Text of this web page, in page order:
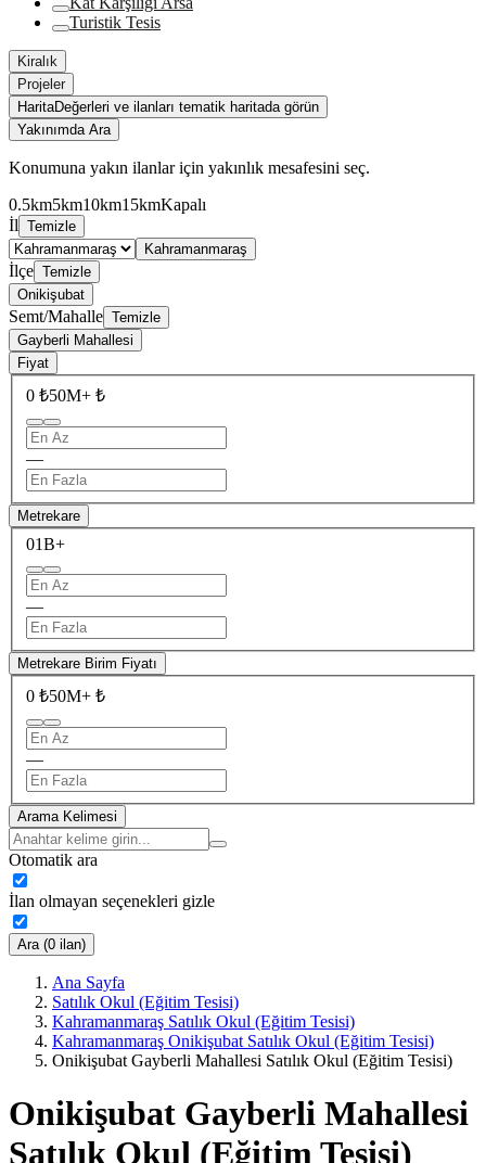
Turistik Tesis
Kiralık
Projeler
HaritaDeğerleri ve ilanları tematik haritada görün
Yakınımda Ara
Konumuna yakın ilanlar için yakınlık mesafesini seç.
0.5km5km10km15kmKapalı
İl Temizle
Kahramanmaraş
İlçe Temizle
Onikişubat
Semt/Mahalle Temizle
Gayberli Mahallesi
Fiyat
0 ₺50M+ ₺
—
Metrekare
01B+
—
Metrekare Birim Fiyatı
0 ₺50M+ ₺
—
Arama Kelimesi
Otomatik ara
İlan olmayan seçenekleri gizle
Ara (0 ilan)
Ana Sayfa
Satılık Okul (Eğitim Tesisi)
Kahramanmaraş Satılık Okul (Eğitim Tesisi)
Kahramanmaraş Onikişubat Satılık Okul (Eğitim Tesisi)
Onikişubat Gayberli Mahallesi Satılık Okul (Eğitim Tesisi)
Onikişubat Gayberli Mahallesi
Satılık Okul (Eğitim Tesisi)